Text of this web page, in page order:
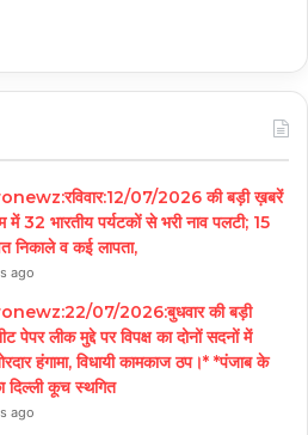
07/2026 की बड़ी ख़बरें
में 32 भारतीय पर्यटकों से भरी नाव पलटी; 15
निकाले व कई लापता,
ago
07/2026:बुधवार की बड़ी
पेपर लीक मुद्दे पर विपक्ष का दोनों सदनों में
हंगामा, विधायी कामकाज ठप।* *पंजाब के
दिल्ली कूच स्थगित
ago